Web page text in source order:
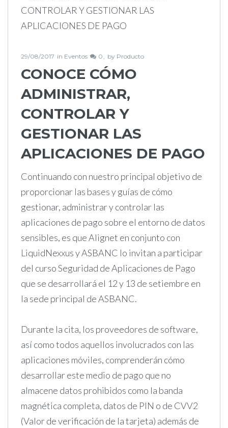
29/08/2017 in Eventos 0 by Producto
CONOCE CÓMO
ADMINISTRAR,
CONTROLAR Y
GESTIONAR LAS
APLICACIONES DE PAGO
Continuando con nuestro principal objetivo de
proporcionar las bases y guías de cómo
gestionar, administrar y controlar las
aplicaciones de pago sobre el entorno de datos
sensibles, es que Alignet en conjunto con
LiquidNexxus y ASBANC lo invitan a participar
del curso Seguridad de Aplicaciones de Pago
que se desarrollará el 12 y 13 de setiembre en
la sede principal de ASBANC.
Durante la cita, los proveedores de software,
así como todos aquellos involucrados con las
aplicaciones móviles, comprenderán cómo
desarrollar este medio de pago que no
almacene datos prohibidos como la banda
magnética completa, datos de PIN o de CVV2
(Valor de verificación de la tarjeta) además de